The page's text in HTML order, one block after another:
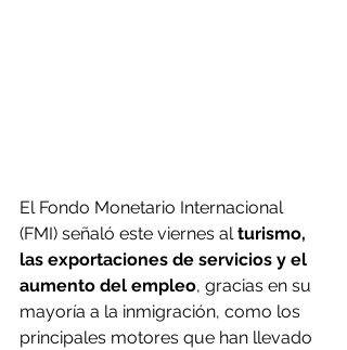
El Fondo Monetario Internacional
(FMI) señaló este viernes al turismo,
las exportaciones de servicios y el
aumento del empleo, gracias en su
mayoría a la inmigración, como los
principales motores que han llevado